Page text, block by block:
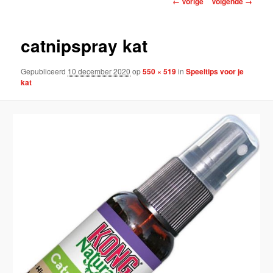
catnipspray kat
Gepubliceerd 10 december 2020 op550 × 519inSpeeltips voor je
kat